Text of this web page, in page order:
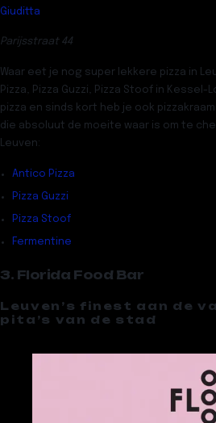
Giuditta
Parijsstraat 44
Waar eet je nog super lekkere pizza in
Pizza, Pizza Guzzi, Pizza Stoof in Kessel-
pizza en sinds kort heb je ook pizzakraam
die absoluut de moeite waar is om te
Leuven:
Antico Pizza
Pizza Guzzi
Pizza Stoof
Fermentine
3. Florida Food Bar
Leuven’s finest aan de
pita’s van de stad